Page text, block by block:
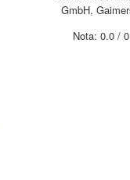
GmbH,
Nota: 0.0 / 0